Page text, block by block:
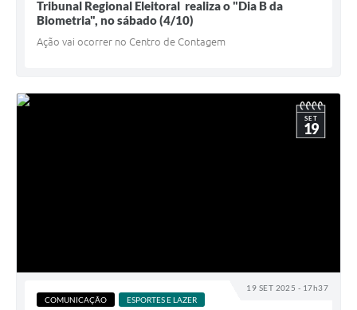
Tribunal Regional Eleitoral realiza o "Dia B da
Biometria", no sábado (4/10)
Ação vai ocorrer no Centro de Contagem
19 SET 2025 - 17h37
SET
19
COMUNICAÇÃO ESPORTES E LAZER